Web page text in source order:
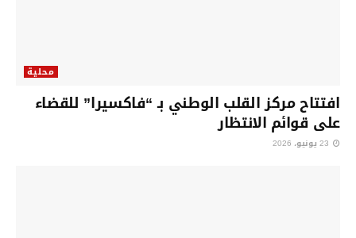
محلية
افتتاح مركز القلب الوطني بـ “فاكسيرا” للقضاء
على قوائم الانتظار